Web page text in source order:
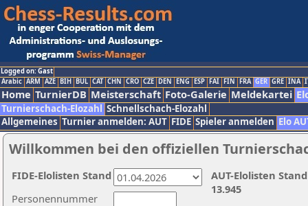
Logged on: Gast
Arabic ARM AZE BIH BUL CAT CHN CRO CZE DEN ENG ESP FAI FIN FRA GER GRE INA
Home TurnierDB Meisterschaft Foto-Galerie Meldekartei
Turnierschach-Elozahl Schnellschach-Elozahl
Allgemeines Turnier anmelden: AUT FIDE Spieler anmelden Elo
Willkommen bei den offiziellen
Personennummer
AUT-Elolisten
13.945
FIDE-Elolisten Stand